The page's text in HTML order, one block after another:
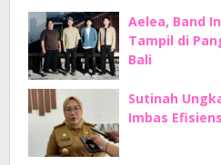
Aelea, Band
Tampil di
Bali
Sutinah
Imbas